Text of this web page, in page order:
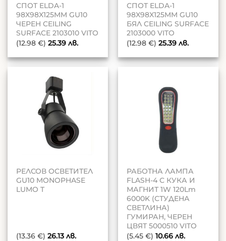
СПОТ ELDA-1
98X98X125MM GU10
ЧЕРЕН CEILING
SURFACE 2103010 VITO
(12.98 €) 25.39лв.
СПОТ ELDA-1
98X98X125MM GU10
БЯЛ CEILING SURFACE
2103000 VITO
(12.98 €) 25.39лв.
РЕЛСОВ ОСВЕТИТЕЛ
GU10 MONOPHASE
LUMO T
(13.36 €) 26.13лв.
РАБОТНА ЛАМПА
FLASH-4 С КУКА И
МАГНИТ 1W 120Lm
6000K (СТУДЕНА
СВЕТЛИНА)
ГУМИРАН, ЧЕРЕН
ЦВЯТ 5000510 VITO
(5.45 €) 10.66лв.